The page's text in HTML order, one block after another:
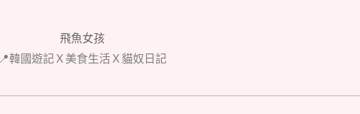
飛魚女孩
📍韓國遊記Ｘ美食生活Ｘ貓奴日記